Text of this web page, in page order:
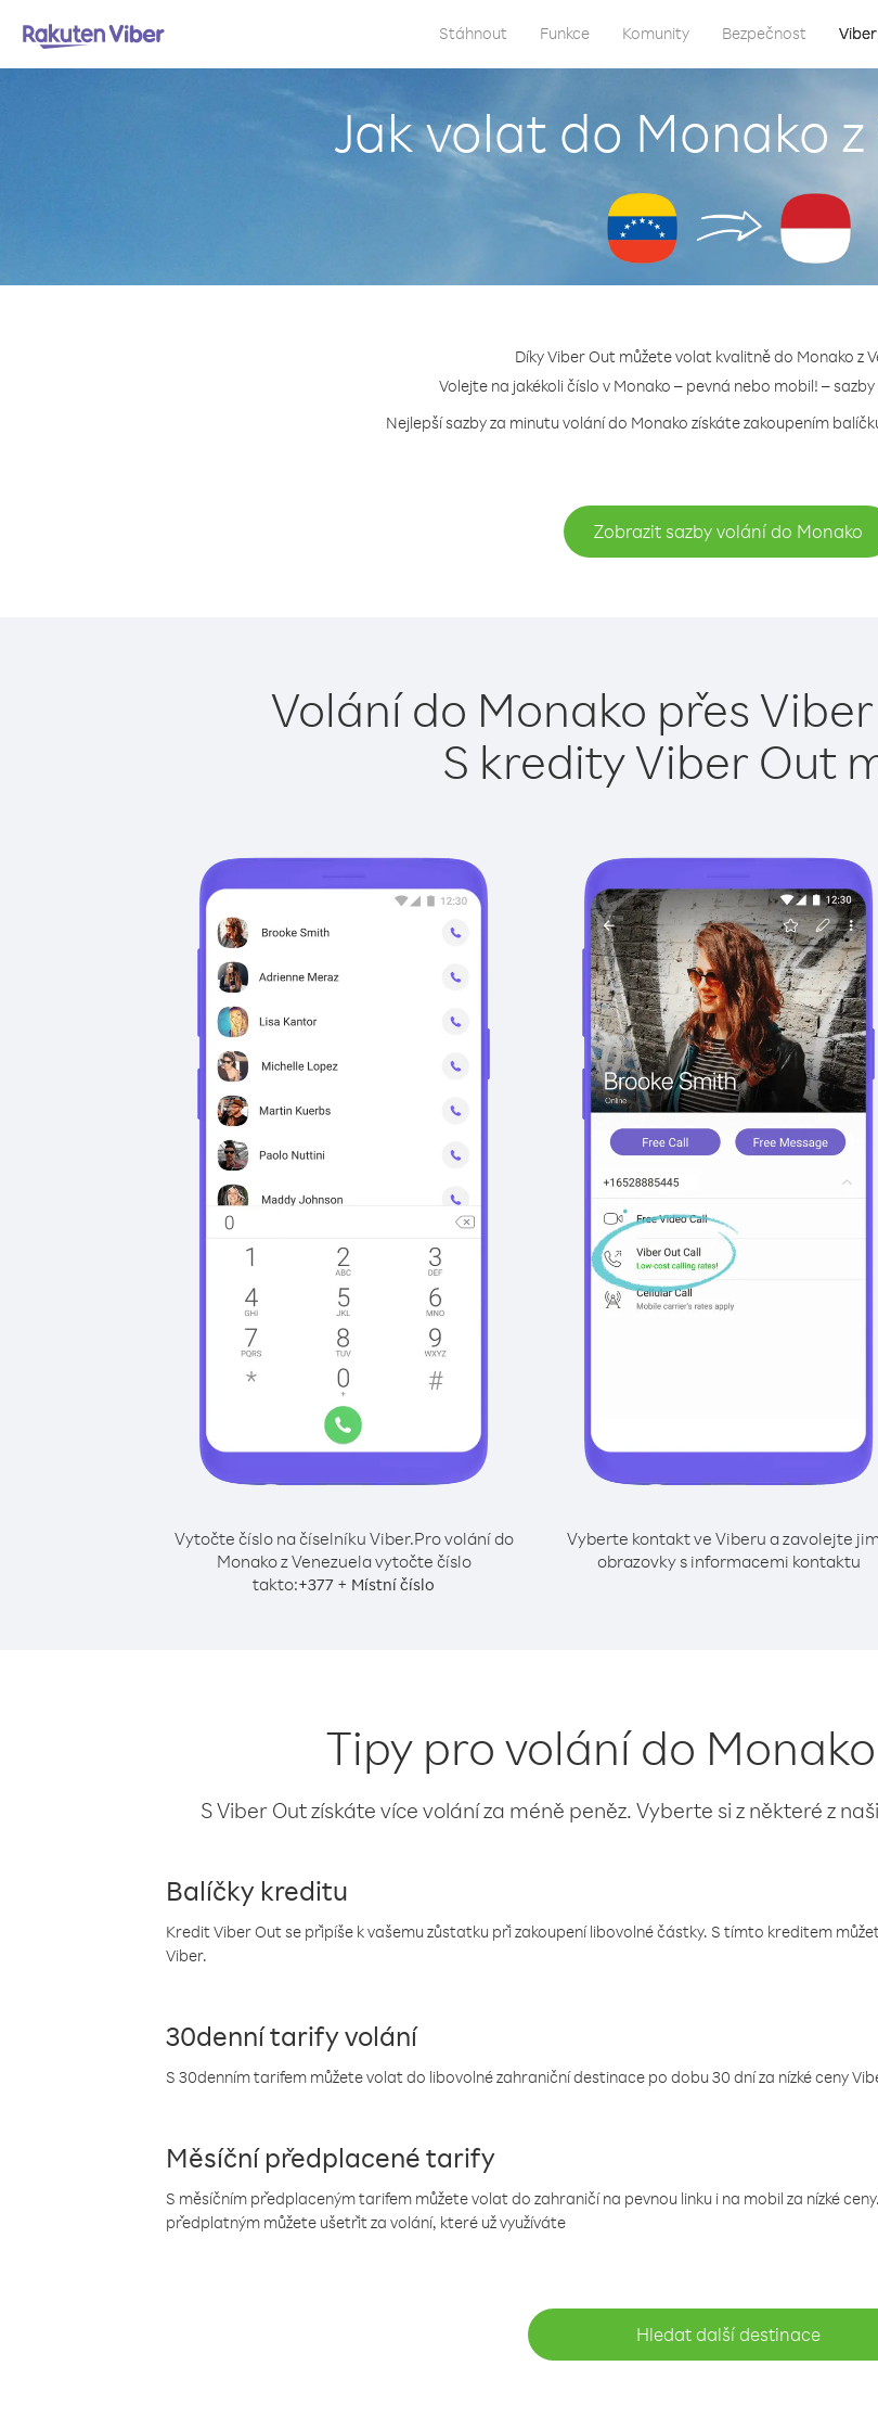
Stáhnout Funkce Komunity Bezpečnost
Jak volat do Monako z
Díky Viber Out můžete volat kvalitně do Monako z
Volejte na jakékoli číslo v Monako – pevná nebo mobil! –
Nejlepší sazby za minutu volání do Monako získáte zakoupením
Zobrazit sazby volání do Monako
Volání do Monako přes
S kredity Viber Out
Vytočte číslo na číselníku Viber.Pro volání do
Monako z Venezuela vytočte číslo
takto:+377 + Místní číslo
Vyberte kontakt ve Viberu a zavolejte
obrazovky s informacemi kontaktu
Tipy pro volání do
S Viber Out získáte více volání za méně peněz. Vyberte si z některé z
Balíčky kreditu
Kredit Viber Out se připíše k vašemu zůstatku při zakoupení libovolné částky. S tímto kreditem
Viber.
30denní tarify volání
S 30denním tarifem můžete volat do libovolné zahraniční destinace po dobu 30 dní za nízké ceny
Měsíční předplacené tarify
S měsíčním předplaceným tarifem můžete volat do zahraničí na pevnou linku i na mobil za nízké
předplatným můžete ušetřit za volání, které už využíváte
Hledat další destinace